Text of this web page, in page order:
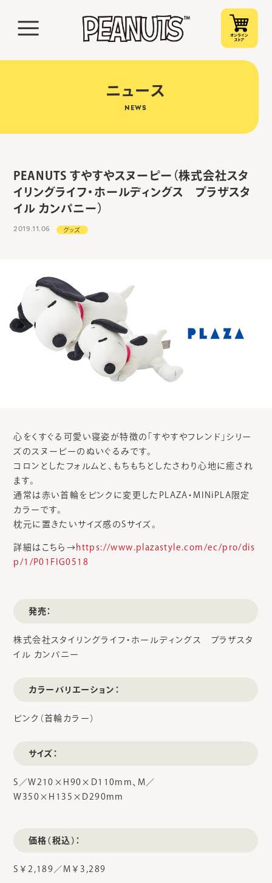
ニュース
NEWS
PEANUTS すやすやスヌーピー（株式会社スタ
イリングライフ・ホールディングス プラザスタ
イル カンパニー）
2019.11.06 グッズ
心をくすぐる可愛い寝姿が特徴の「すやすやフレンド」シリー
ズのスヌーピーのぬいぐるみです。
コロンとしたフォルムと、もちもちとしたさわり心地に癒され
ます。
通常は赤い首輪をピンクに変更したPLAZA・MINiPLA限定
カラーです。
枕元に置きたいサイズ感のSサイズ。
詳細はこちら→ https://www.plazastyle.com/ec/pro/dis
p/1/P01FIG0518
発売：
株式会社スタイリングライフ・ホールディングス プラザスタ
イル カンパニー
カラーバリエーション：
ピンク（首輪カラー）
サイズ：
S／W210×H90×D110mm、M／
W350×H135×D290mm
価格（税込）：
S￥2,189／M￥3,289